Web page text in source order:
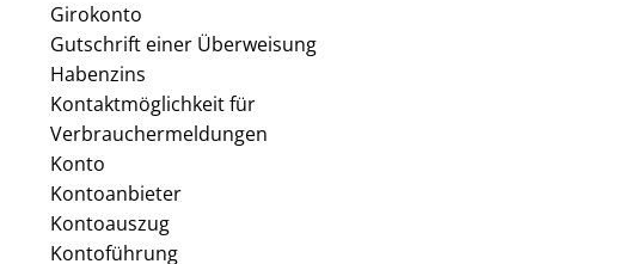
Girokonto
Gutschrift einer Überweisung
Habenzins
Kontaktmöglichkeit für
Verbrauchermeldungen
Konto
Kontoanbieter
Kontoauszug
Kontoführung